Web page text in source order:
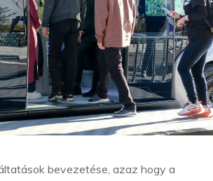
bevezetése, azaz hogy a